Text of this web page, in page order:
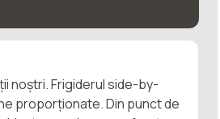
noștri. Frigiderul side-by-
proporționate. Din punct de